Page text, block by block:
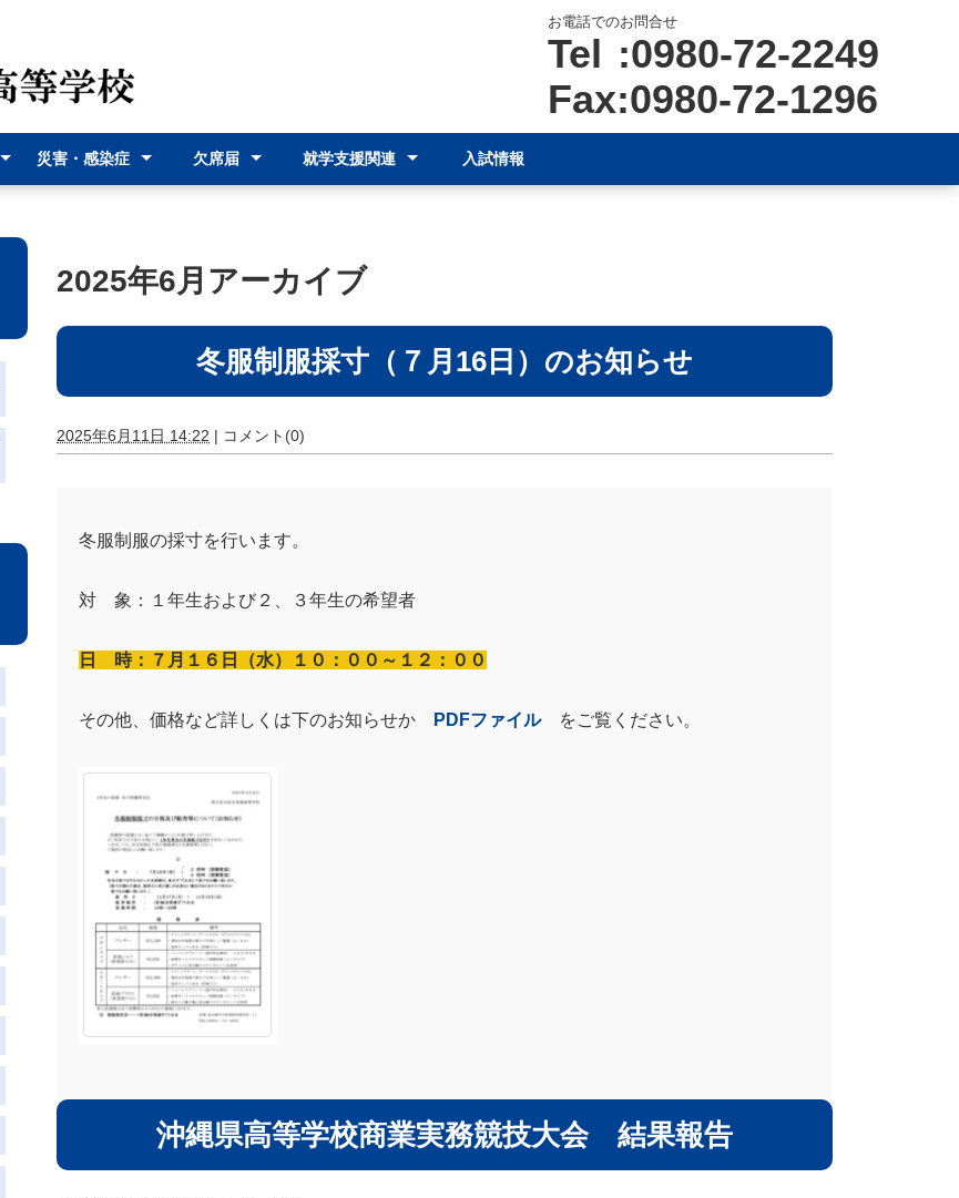
お電話でのお問合せ
Tel :0980-72-2249
Fax:0980-72-1296
災害・感染症 欠席届 就学支援関連 入試情報
2025年6月アーカイブ
冬服制服採寸（７月16日）のお知らせ
2025年6月11日 14:22 | コメント(0)
冬服制服の採寸を行います。
対 象：１年生および２、３年生の希望者
日 時：７月１６日（水）１０：００～１２：００
その他、価格など詳しくは下のお知らせか PDFファイルをご覧ください。
沖縄県高等学校商業実務競技大会 結果報告